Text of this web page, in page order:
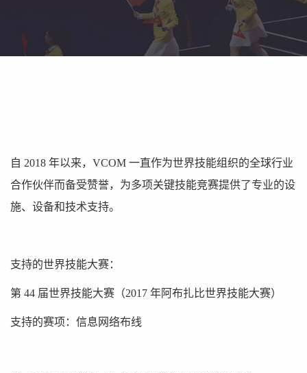
自 2018 年以来，VCOM 一直作为世界技能组织的全球行业
合作伙伴而备受赞誉，为多项关键技能竞赛提供了专业的设
施、设备和技术支持。
支持的世界技能大赛：
第 44 届世界技能大赛（2017 年阿布扎比世界技能大赛）
支持的赛项：信息网络布线